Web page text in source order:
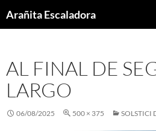
toArañita Escaladora
AL FINAL DE
LARGO
06/08/2025 500 × 375 SOLSTICI